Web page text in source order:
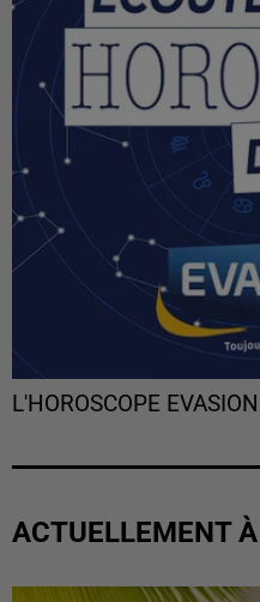
L'HOROSCOPE EVASION
ACTUELLEMENT